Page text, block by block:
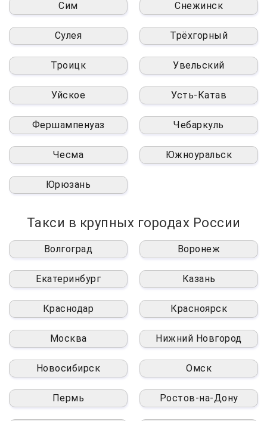
Сим Снежинск
Сулея Трёхгорный
Троицк Увельский
Уйское Усть-Катав
Фершампенуаз Чебаркуль
Чесма Южноуральск
Юрюзань
Такси в крупных городах России
Волгоград Воронеж
Екатеринбург Казань
Краснодар Красноярск
Москва Нижний Новгород
Новосибирск Омск
Пермь Ростов-на-Дону